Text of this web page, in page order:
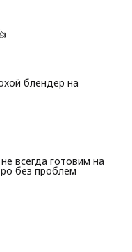
блендер на
всегда готовим на
без проблем